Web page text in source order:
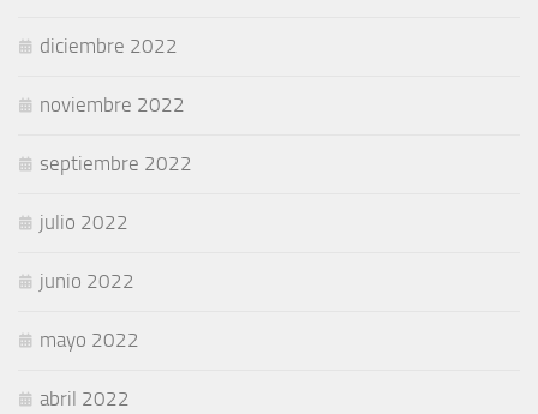
diciembre 2022
noviembre 2022
septiembre 2022
julio 2022
junio 2022
mayo 2022
abril 2022